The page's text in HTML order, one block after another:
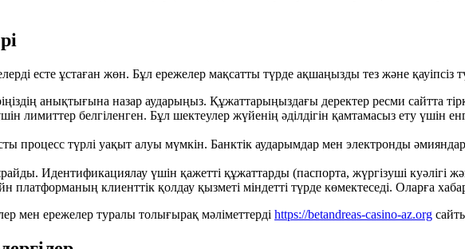
есте ұстаған жөн. Бұл ережелер мақсатты түрде ақшаңызды тез және қауіпсіз
анықтығына назар аударыңыз. Құжаттарыңыздағы деректер ресми сайтта
лимиттер белгіленген. Бұл шектеулер жүйенің әділдігін қамтамасыз ету үшін
процесс түрлі уақыт алуы мүмкін. Банктік аударымдар мен электронды
Идентификациялау үшін қажетті құжаттарды (паспорта, жүргізуші куәлігі
платформаның клиенттік қолдау қызметі міндетті түрде көмектеседі. Оларға
мен ережелер туралы толығырақ мәліметтерді https://betandreas-casino-az.org